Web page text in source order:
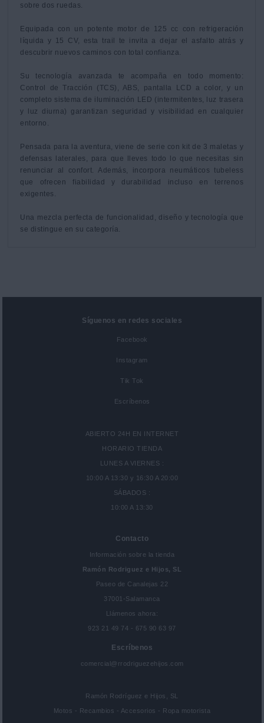
sobre dos ruedas.
Equipada con un potente motor de 125 cc con refrigeración
líquida y 15 CV, esta trail te invita a dejar el asfalto atrás y
descubrir nuevos caminos con total confianza.
Su tecnología avanzada te acompaña en todo momento:
Control de Tracción (TCS), ABS, pantalla LCD a color, y un
completo sistema de iluminación LED (intermitentes, luz trasera
y luz diurna) garantizan seguridad y visibilidad en cualquier
entorno.
Pensada para la aventura, viene de serie con kit de 3 maletas y
defensas laterales, para que lleves todo lo que necesitas sin
renunciar al confort. Además, incorpora neumáticos tubeless
que ofrecen fiabilidad y durabilidad incluso en terrenos
exigentes.
Una mezcla perfecta de funcionalidad, diseño y tecnología que
se distingue en su categoría.
Síguenos en redes sociales
Facebook
Instagram
Tik Tok
Escríbenos
ABIERTO 24H EN INTERNET
HORARIO TIENDA
LUNES A VIERNES :
10:00 A 13:30 y 16:30 A 20:00
SÁBADOS :
10:00 A 13:30
Contacto
Información sobre la tienda
Ramón Rodriguez e Hijos, SL
Paseo de Canalejas 22
37001-Salamanca
Llámenos ahora:
923 21 49 74 - 675 90 63 97
Escríbenos
comercial@rrodriguezehijos.com
Ramón Rodríguez e Hijos, SL
Motos - Recambios - Accesorios - Ropa motorista